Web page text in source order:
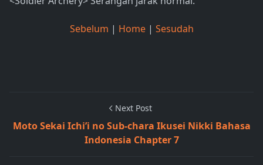
Sebelum | Home | Sesudah
Next Post
Moto Sekai Ichi’i no Sub-chara Ikusei Nikki Bahasa
Indonesia Chapter 7